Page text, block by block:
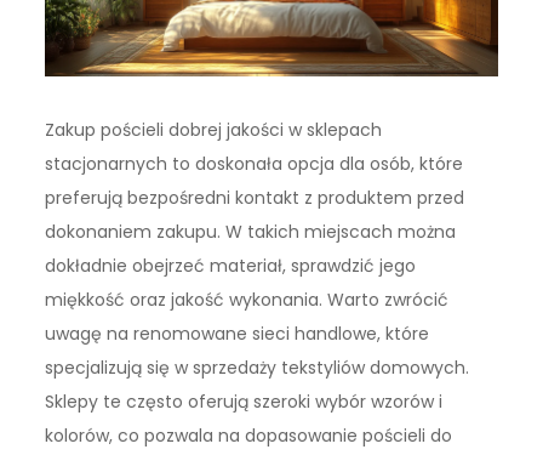
Zakup pościeli dobrej jakości w sklepach
stacjonarnych to doskonała opcja dla osób, które
preferują bezpośredni kontakt z produktem przed
dokonaniem zakupu. W takich miejscach można
dokładnie obejrzeć materiał, sprawdzić jego
miękkość oraz jakość wykonania. Warto zwrócić
uwagę na renomowane sieci handlowe, które
specjalizują się w sprzedaży tekstyliów domowych.
Sklepy te często oferują szeroki wybór wzorów i
kolorów, co pozwala na dopasowanie pościeli do